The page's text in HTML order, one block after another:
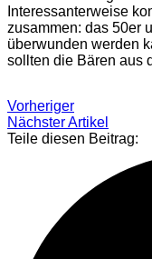
Interessanterweise
zusammen: das 50er
überwunden werden
sollten die Bären aus
Vorheriger
Nächster Artikel
Teile diesen Beitrag: